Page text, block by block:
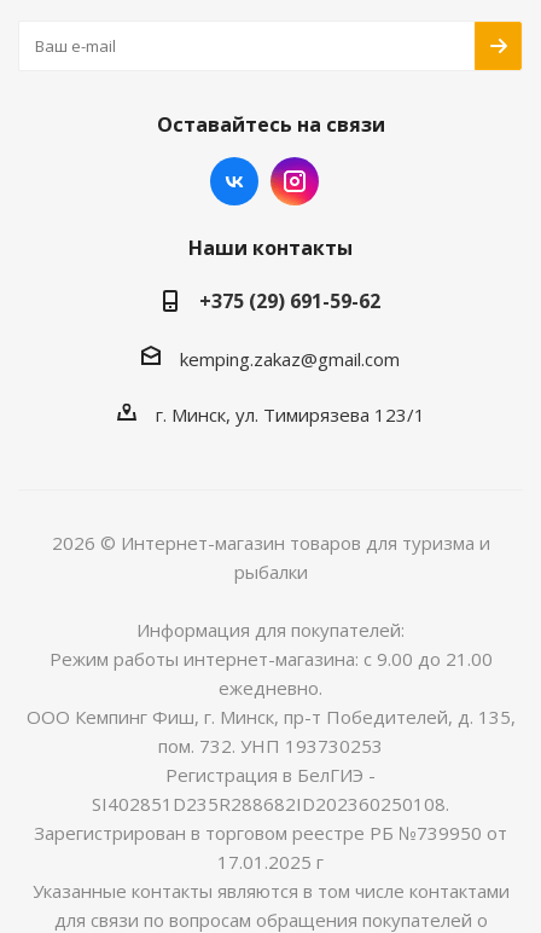
Оставайтесь на связи
Наши контакты
+375 (29) 691-59-62
kemping.zakaz@gmail.com
г. Минск, ул. Тимирязева 123/1
2026 © Интернет-магазин товаров для туризма и
рыбалки
Информация для покупателей:
Режим работы интернет-магазина: с 9.00 до 21.00
ежедневно.
ООО Кемпинг Фиш, г. Минск, пр-т Победителей, д. 135,
пом. 732. УНП 193730253
Регистрация в БелГИЭ -
SI402851D235R288682ID202360250108.
Зарегистрирован в торговом реестре РБ №739950 от
17.01.2025 г
Указанные контакты являются в том числе контактами
для связи по вопросам обращения покупателей о